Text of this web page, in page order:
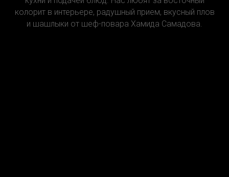
колорит в интерьере, радушный прием, вкусный плов
и шашлыки от шеф-повара Хамида Самадова.